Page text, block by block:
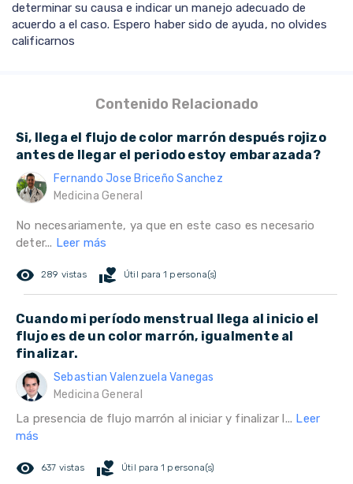
determinar su causa e indicar un manejo adecuado de
acuerdo a el caso. Espero haber sido de ayuda, no olvides
calificarnos
Contenido Relacionado
Si, llega el flujo de color marrón después rojizo
antes de llegar el periodo estoy embarazada?
Fernando Jose Briceño Sanchez
Medicina General
No necesariamente, ya que en este caso es necesario
deter... Leer más
remove_red_eye 289 vistas volunteer_activism Útil para 1 persona(s)
Cuando mi período menstrual llega al inicio el
flujo es de un color marrón, igualmente al
finalizar.
Sebastian Valenzuela Vanegas
Medicina General
La presencia de flujo marrón al iniciar y finalizar l... Leer
más
remove_red_eye 637 vistas volunteer_activism Útil para 1 persona(s)